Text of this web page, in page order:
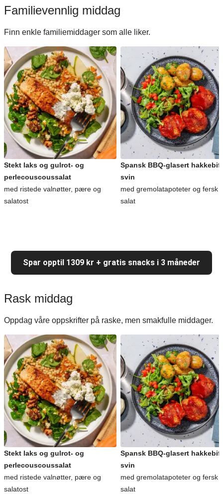
Familievennlig middag
Finn enkle familiemiddager som alle liker.
Stekt laks og gulrot- og
perlecouscoussalat
med ristede valnøtter, pære og
salatost
Spansk BBQ-glasert
svin
med gremolatapoteter og fersk
salat
Spar opptil 1309 kr + gratis snacks i 3 måneder
Rask middag
Oppdag våre oppskrifter på raske, men smakfulle middager.
Stekt laks og gulrot- og
perlecouscoussalat
med ristede valnøtter, pære og
salatost
Spansk BBQ-glasert
svin
med gremolatapoteter og fersk
salat